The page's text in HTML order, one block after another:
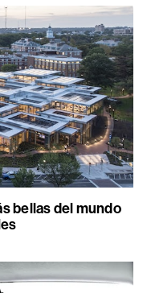
bellas del mundo